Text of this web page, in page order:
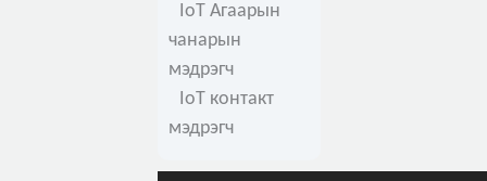
IoT Агаарын
чанарын
мэдрэгч
IoT контакт
мэдрэгч